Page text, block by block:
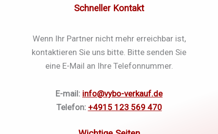
Schneller Kontakt
Wenn Ihr Partner nicht mehr erreichbar ist,
kontaktieren Sie uns bitte. Bitte senden Sie
eine E-Mail an Ihre Telefonnummer.
E-mail: info@vybo-verkauf.de
Telefon: +4915 123 569 470